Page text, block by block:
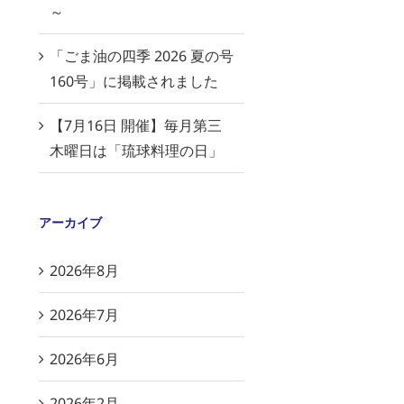
～
「ごま油の四季 2026 夏の号
160号」に掲載されました
【7月16日 開催】毎月第三
木曜日は「琉球料理の日」
アーカイブ
2026年8月
2026年7月
2026年6月